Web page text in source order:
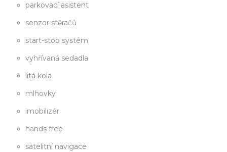
parkovací asistent
senzor stěračů
start-stop systém
vyhřívaná sedadla
litá kola
mlhovky
imobilizér
hands free
satelitní navigace